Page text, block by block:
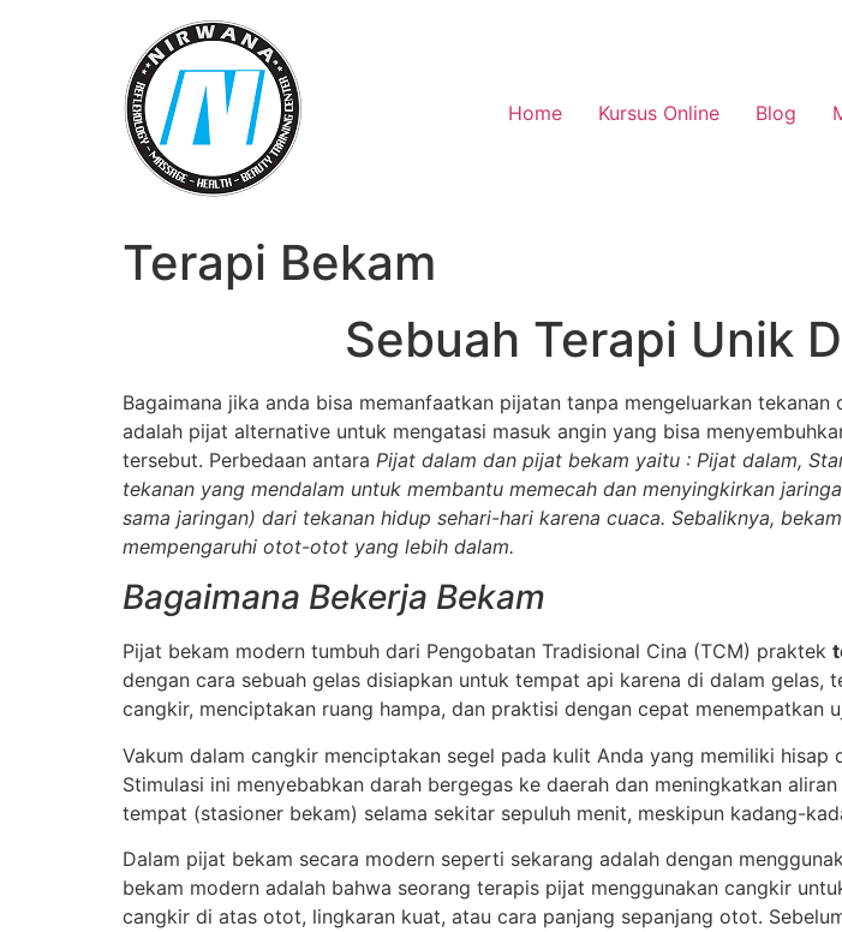
Home
Kursus Online Blog
Terapi Bekam
Sebuah Terapi Unik
Bagaimana jika anda bisa memanfaatkan pijatan tanpa mengeluarkan tekanan
adalah pijat alternative untuk mengatasi masuk angin yang bisa
tersebut. Perbedaan antara Pijat dalam dan pijat bekam yaitu : Pijat dalam,
tekanan yang mendalam untuk membantu memecah dan menyingkirkan
sama jaringan) dari tekanan hidup sehari-hari karena cuaca. Sebaliknya,
mempengaruhi otot-otot yang lebih dalam.
Bagaimana Bekerja Bekam
Pijat bekam modern tumbuh dari Pengobatan Tradisional Cina (TCM) praktek
dengan cara sebuah gelas disiapkan untuk tempat api karena di dalam
cangkir, menciptakan ruang hampa, dan praktisi dengan cepat menempatkan
Vakum dalam cangkir menciptakan segel pada kulit Anda yang memiliki
Stimulasi ini menyebabkan darah bergegas ke daerah dan meningkatkan
tempat (stasioner bekam) selama sekitar sepuluh menit, meskipun kadang-
Dalam pijat bekam secara modern seperti sekarang adalah dengan
bekam modern adalah bahwa seorang terapis pijat menggunakan cangkir
cangkir di atas otot, lingkaran kuat, atau cara panjang sepanjang otot.